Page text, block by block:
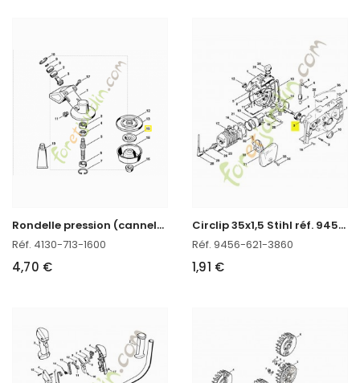
R
ondelle pression (cannelure) Stihl réf. 4130-713-1600
Réf. 4130-713-1600
4,70 €
C
irclip 35x1,5 Stihl réf. 9456-621-3860 en stock
Réf. 9456-621-3860
1,91 €